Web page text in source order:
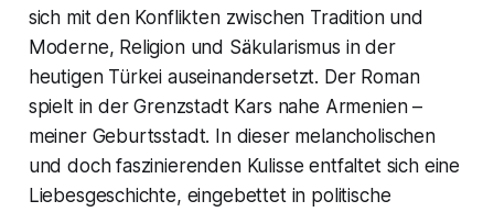
sich mit den Konflikten zwischen Tradition und
Moderne, Religion und Säkularismus in der
heutigen Türkei auseinandersetzt. Der Roman
spielt in der Grenzstadt Kars nahe Armenien –
meiner Geburtsstadt. In dieser melancholischen
und doch faszinierenden Kulisse entfaltet sich eine
Liebesgeschichte, eingebettet in politische